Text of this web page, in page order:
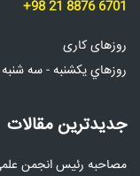
+98 21 8876 6701
روزهای کاری
روزهاي يکشنبه - سه شنبه از
جدیدترین مقالات
مصاحبه رئیس انجمن